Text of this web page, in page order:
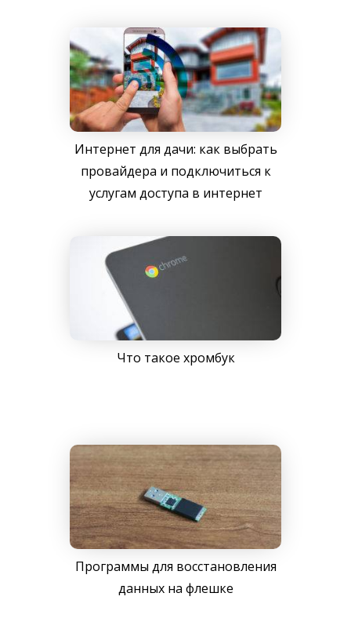
Интернет для дачи: как выбрать
провайдера и подключиться к
услугам доступа в интернет
Что такое хромбук
Программы для восстановления
данных на флешке